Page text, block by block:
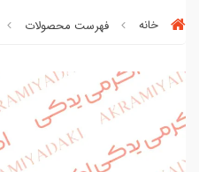
خانه فهرست محصولات